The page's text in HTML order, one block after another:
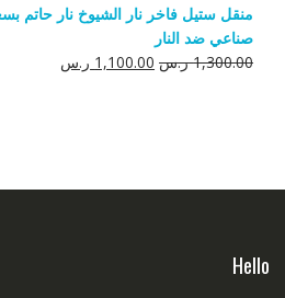
هو:
550.00 ر.س.
هو:
منقل ستيل فاخر نار الشيوخ نار حاتم
صناعي ضد النار
1,300.00 ر.س السعر
1,100.00 ر.سالسعر
Hello